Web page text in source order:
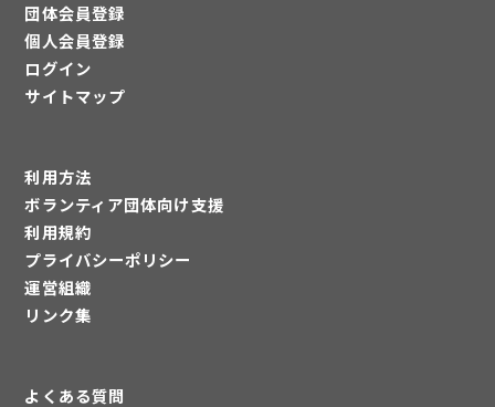
団体会員登録
個人会員登録
ログイン
サイトマップ
利用方法
ボランティア団体向け支援
利用規約
プライバシーポリシー
運営組織
リンク集
よくある質問